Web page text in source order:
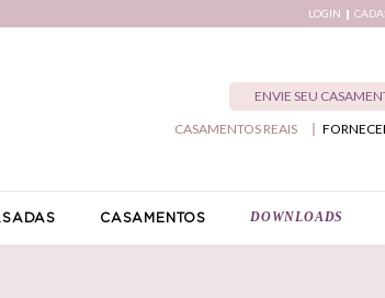
LOGIN
ENVIE SEU
CASAMENTOS REAIS
CASAMENTOS DOWNLOADS